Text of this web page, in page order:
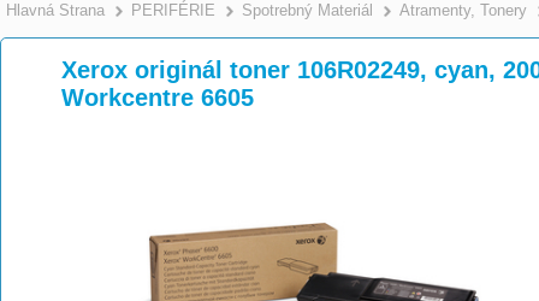
Hlavná Strana >
PERIFÉRIE >
Spotrebný Materiál >
Atramenty, Tonery
Xerox originál toner 106R02249, cyan,
Workcentre 6605